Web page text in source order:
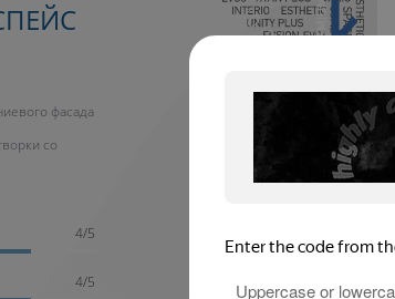
10 ЛЕТ ГАРАНТИИ
фасада
со
4/5
4/5